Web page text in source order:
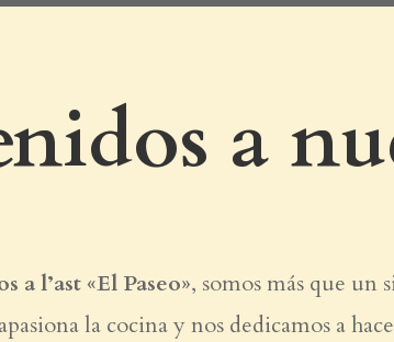
a
a l’ast «El Paseo», somos más que un
la cocina y nos dedicamos a